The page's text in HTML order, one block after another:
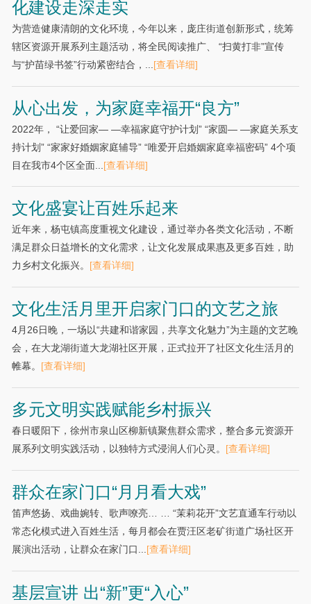
化建设走深走实
为营造健康清朗的文化环境，今年以来，庞庄街道创新形式，统筹
辖区资源开展系列主题活动，将全民阅读推广、 “扫黄打非”宣传
与“护苗绿书签”行动紧密结合，... [查看详细]
从心出发，为家庭幸福开“良方”
2022年， “让爱回家— —幸福家庭守护计划” “家圆— —家庭关系支
持计划” “家家好婚姻家庭辅导” “唯爱开启婚姻家庭幸福密码” 4个项
目在我市4个区全面... [查看详细]
文化盛宴让百姓乐起来
近年来，杨屯镇高度重视文化建设，通过举办各类文化活动，不断
满足群众日益增长的文化需求，让文化发展成果惠及更多百姓，助
力乡村文化振兴。 [查看详细]
文化生活月里开启家门口的文艺之旅
4月26日晚，一场以“共建和谐家园，共享文化魅力”为主题的文艺晚
会，在大龙湖街道大龙湖社区开展，正式拉开了社区文化生活月的
帷幕。 [查看详细]
多元文明实践赋能乡村振兴
春日暖阳下，徐州市泉山区柳新镇聚焦群众需求，整合多元资源开
展系列文明实践活动，以独特方式浸润人们心灵。 [查看详细]
群众在家门口“月月看大戏”
笛声悠扬、戏曲婉转、歌声嘹亮… … “茉莉花开”文艺直通车行动以
常态化模式进入百姓生活，每月都会在贾汪区老矿街道广场社区开
展演出活动，让群众在家门口... [查看详细]
基层宣讲 出“新”更“入心”